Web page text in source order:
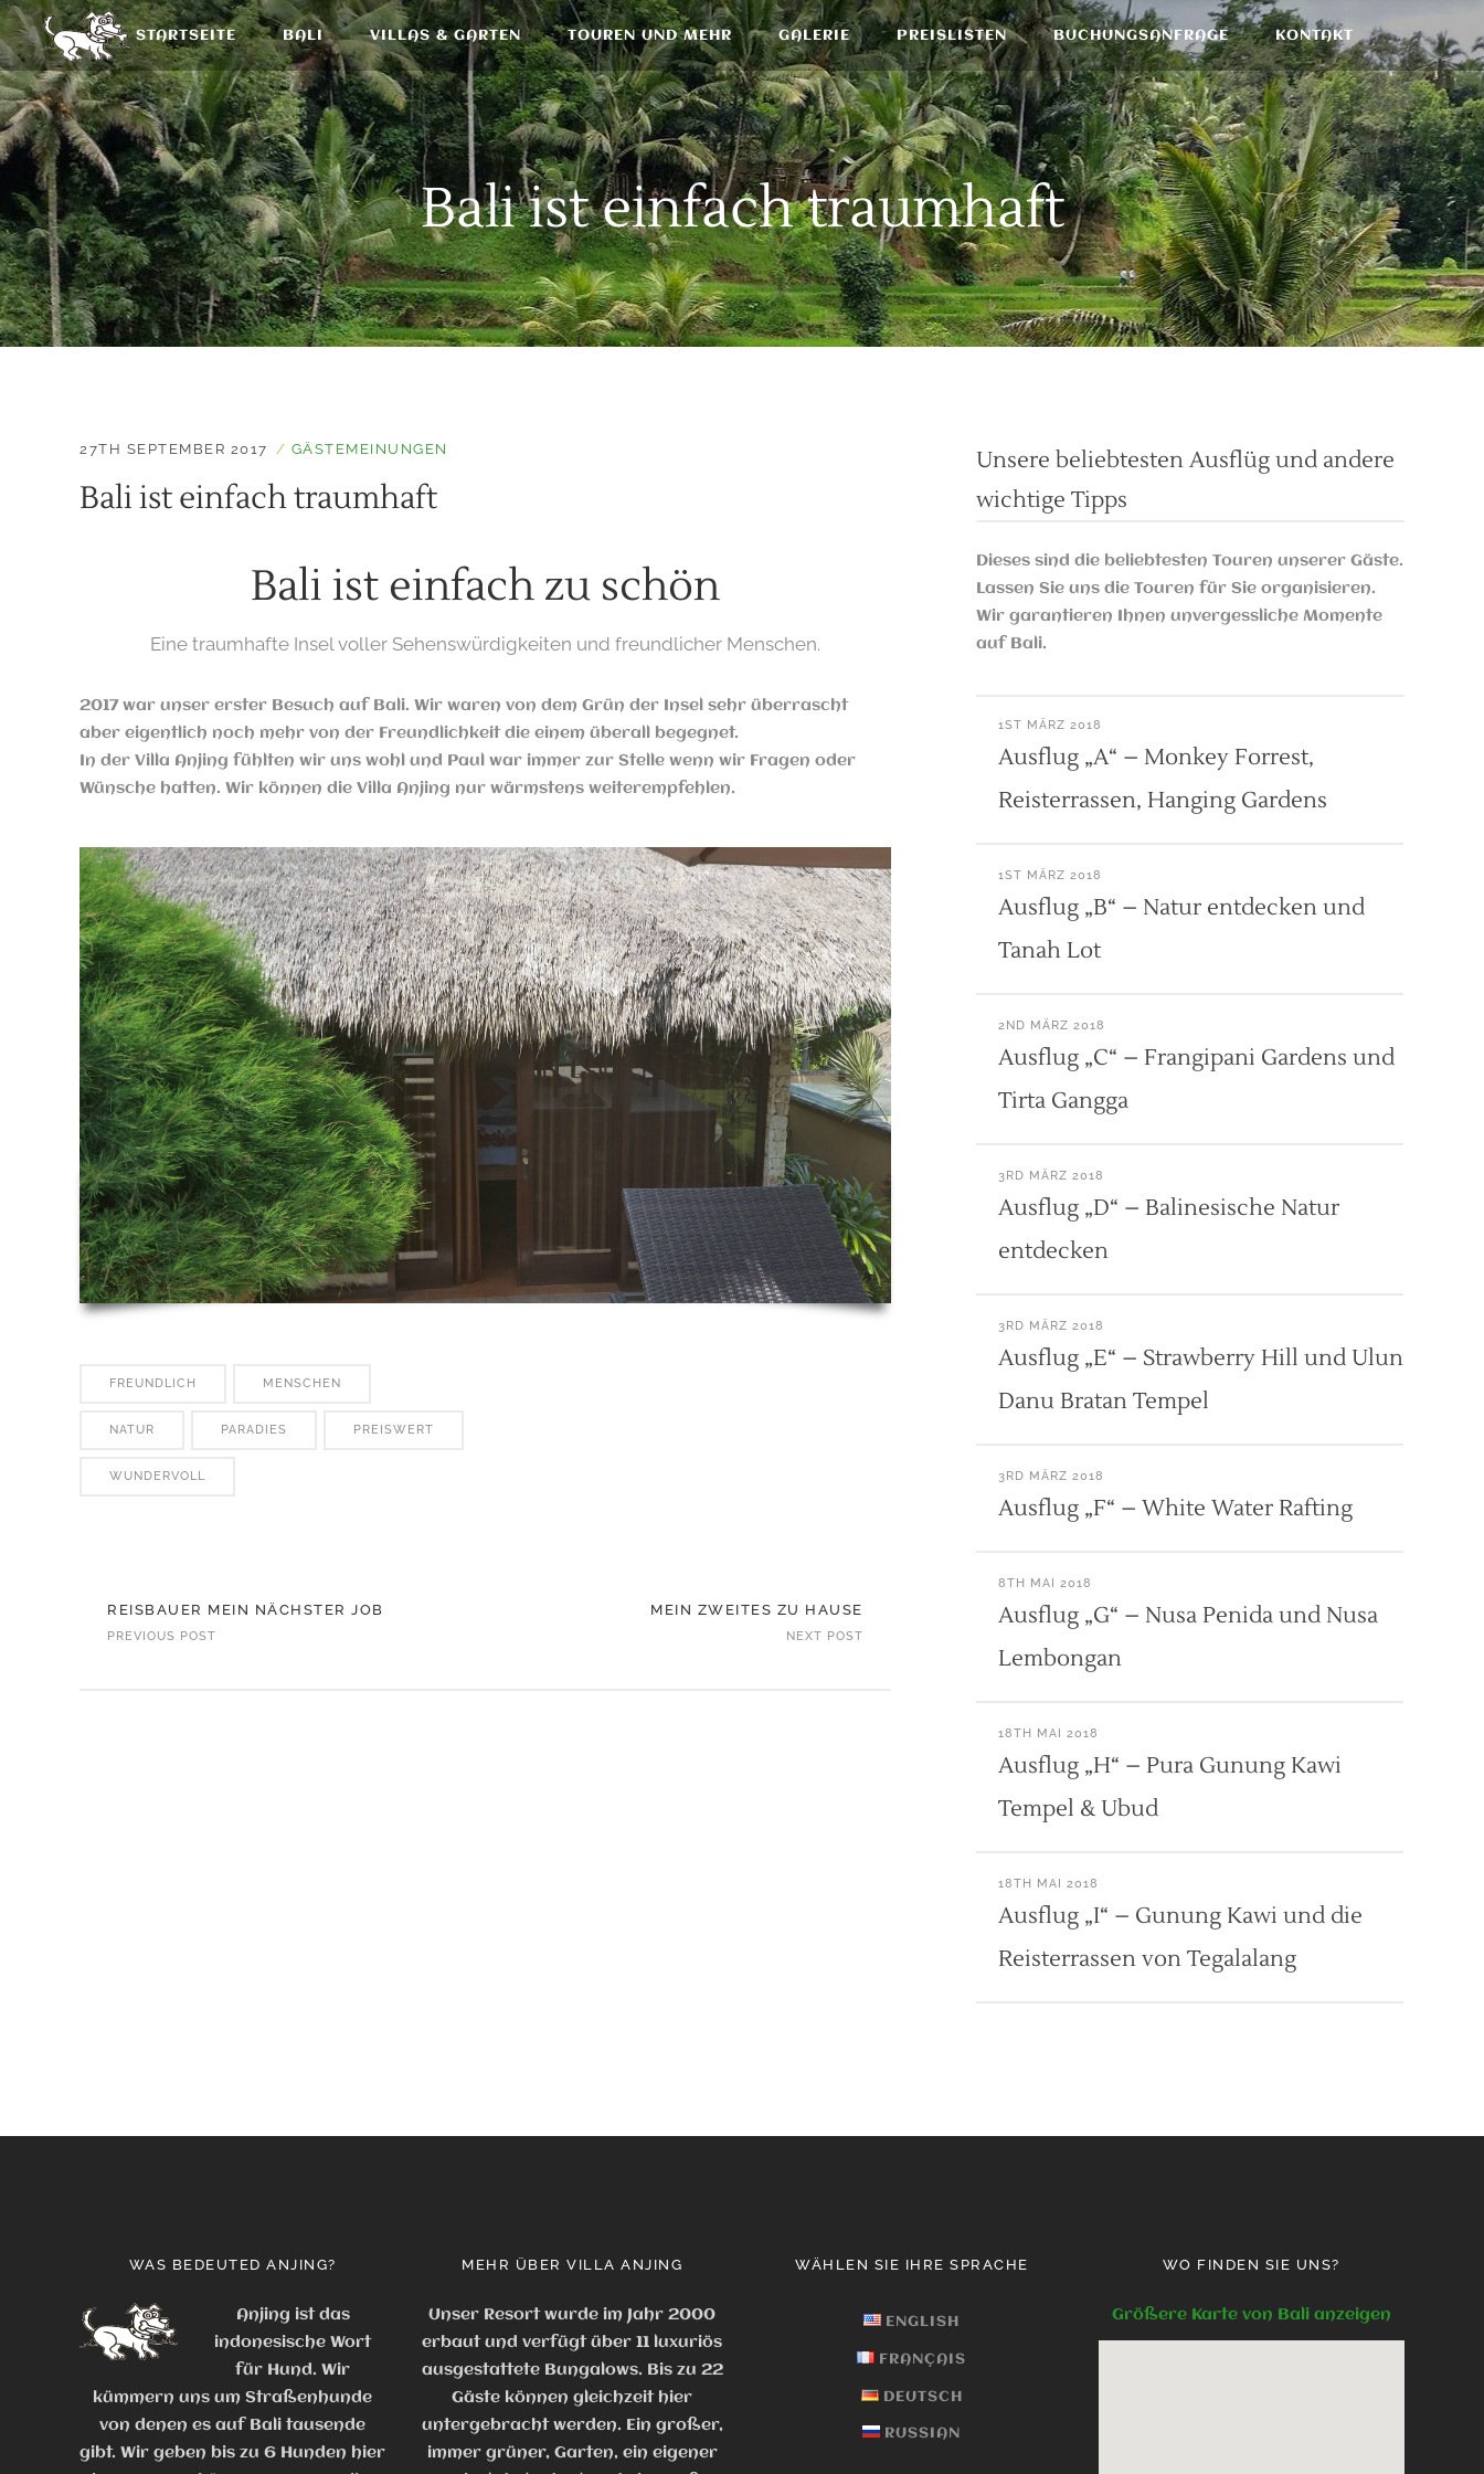
STARTSEITE BALI VILLAS & GARTEN TOUREN UND MEHR GALERIE PREISLISTEN BUCHUNGSANFRAGE KONTAKT
Bali ist einfach traumhaft
27TH SEPTEMBER 2017 GÄSTEMEINUNGEN
Bali ist einfach traumhaft
Bali ist einfach zu schön
Eine traumhafte Insel voller Sehenswürdigkeiten und freundlicher Menschen.
2017 war unser erster Besuch auf Bali. Wir waren von dem Grün der Insel sehr überrascht
aber eigentlich noch mehr von der Freundlichkeit die einem überall begegnet.
In der Villa Anjing fühlten wir uns wohl und Paul war immer zur Stelle wenn wir Fragen oder
Wünsche hatten. Wir können die Villa Anjing nur wärmstens weiterempfehlen.
FREUNDLICH MENSCHEN
NATUR PARADIES PREISWERT
WUNDERVOLL
REISBAUER MEIN NÄCHSTER JOB
PREVIOUS POST
MEIN ZWEITES ZU HAUSE
NEXT POST
Unsere beliebtesten Ausflüg und andere
wichtige Tipps
Dieses sind die beliebtesten Touren unserer Gäste.
Lassen Sie uns die Touren für Sie organisieren.
Wir garantieren Ihnen unvergessliche Momente
auf Bali.
1ST MÄRZ 2018
Ausflug „A“ – Monkey Forrest,
Reisterrassen, Hanging Gardens
1ST MÄRZ 2018
Ausflug „B“ – Natur entdecken und
Tanah Lot
2ND MÄRZ 2018
Ausflug „C“ – Frangipani Gardens und
Tirta Gangga
3RD MÄRZ 2018
Ausflug „D“ – Balinesische Natur
entdecken
3RD MÄRZ 2018
Ausflug „E“ – Strawberry Hill und Ulun
Danu Bratan Tempel
3RD MÄRZ 2018
Ausflug „F“ – White Water Rafting
8TH MAI 2018
Ausflug „G“ – Nusa Penida und Nusa
Lembongan
18TH MAI 2018
Ausflug „H“ – Pura Gunung Kawi
Tempel & Ubud
18TH MAI 2018
Ausflug „I“ – Gunung Kawi und die
Reisterrassen von Tegalalang
WAS BEDEUTED ANJING?
Anjing ist das
indonesische Wort
für Hund. Wir
kümmern uns um Straßenhunde
von denen es auf Bali tausende
gibt. Wir geben bis zu 6 Hunden hier
MEHR ÜBER VILLA ANJING
Unser Resort wurde im Jahr 2000
erbaut und verfügt über 11 luxuriös
ausgestattete Bungalows. Bis zu 22
Gäste können gleichzeit hier
untergebracht werden. Ein großer,
immer grüner, Garten, ein eigener
WÄHLEN SIE IHRE SPRACHE
ENGLISH
FRANÇAIS
DEUTSCH
RUSSIAN
WO FINDEN SIE UNS?
Größere Karte von Bali anzeigen